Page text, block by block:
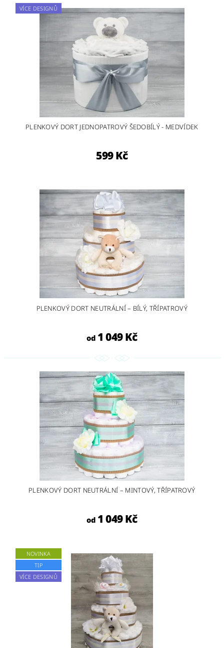
VÍCE DESIGNŮ
PLENKOVÝ DORT JEDNOPATROVÝ ŠEDOBÍLÝ - MEDVÍDEK
599 Kč
PLENKOVÝ DORT NEUTRÁLNÍ – BÍLÝ, TŘÍPATROVÝ
od1 049 Kč
PLENKOVÝ DORT NEUTRÁLNÍ – MINTOVÝ, TŘÍPATROVÝ
od1 049 Kč
NOVINKA
TIP
VÍCE DESIGNŮ